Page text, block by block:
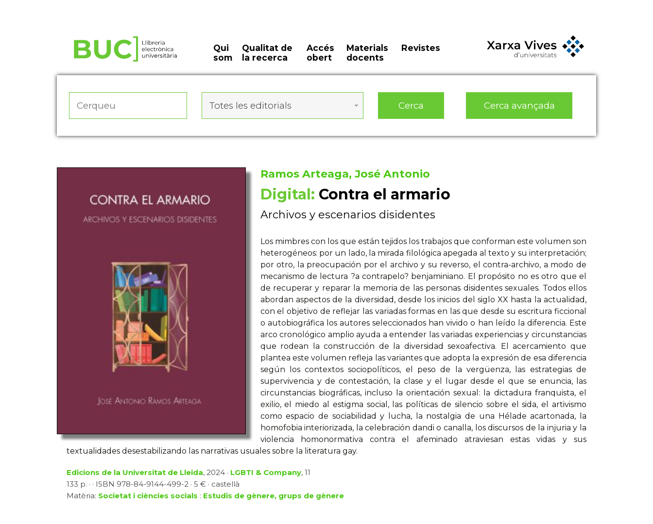
Qui
som
Qualitat de
la recerca
Accés
obert
Materials
docents
Revistes
Totes les editorials Cerca Cerca avançada
Ramos Arteaga, José Antonio
Digital: Contra el armario
Archivos y escenarios disidentes
Los mimbres con los que están tejidos los trabajos que conforman este volumen son
heterogéneos: por un lado, la mirada filológica apegada al texto y su interpretación;
por otro, la preocupación por el archivo y su reverso, el contra-archivo, a modo de
mecanismo de lectura ?a contrapelo? benjaminiano. El propósito no es otro que el
de recuperar y reparar la memoria de las personas disidentes sexuales. Todos ellos
abordan aspectos de la diversidad, desde los inicios del siglo XX hasta la actualidad,
con el objetivo de reflejar las variadas formas en las que desde su escritura ficcional
o autobiográfica los autores seleccionados han vivido o han leído la diferencia. Este
arco cronológico amplio ayuda a entender las variadas experiencias y circunstancias
que rodean la construcción de la diversidad sexoafectiva. El acercamiento que
plantea este volumen refleja las variantes que adopta la expresión de esa diferencia
según los contextos sociopolíticos, el peso de la vergüenza, las estrategias de
supervivencia y de contestación, la clase y el lugar desde el que se enuncia, las
circunstancias biográficas, incluso la orientación sexual: la dictadura franquista, el
exilio, el miedo al estigma social, las políticas de silencio sobre el sida, el artivismo
como espacio de sociabilidad y lucha, la nostalgia de una Hélade acartonada, la
homofobia interiorizada, la celebración dandi o canalla, los discursos de la injuria y la
violencia homonormativa contra el afeminado atraviesan estas vidas y sus
textualidades desestabilizando las narrativas usuales sobre la literatura gay.
Edicions de la Universitat de Lleida, 2024 · LGBTI & Company, 11
133 p. · · ISBN 978-84-9144-499-2 · 5 € · castellà
Matèria: Societat i ciències socials : Estudis de gènere, grups de gènere